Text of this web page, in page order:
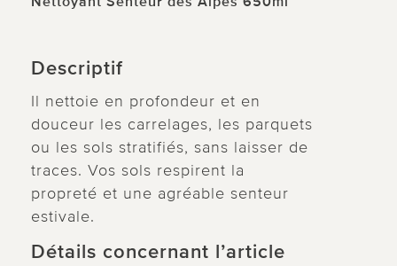
Descriptif
Il nettoie en profondeur et en
douceur les carrelages, les parquets
ou les sols stratifiés, sans laisser de
traces. Vos sols respirent la
propreté et une agréable senteur
estivale.
Détails concernant l’article